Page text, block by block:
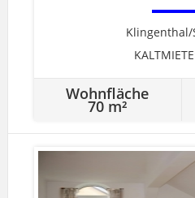
Klingenthal/
Wohnfläche
70 m²